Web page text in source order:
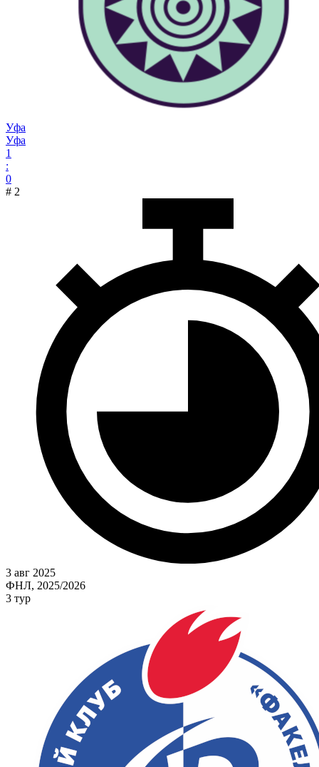
Уфа
Уфа
1
:
0
# 2
3 авг 2025
ФНЛ, 2025/2026
3 тур